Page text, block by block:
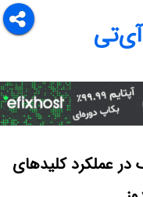
عملکرد کلیدهای